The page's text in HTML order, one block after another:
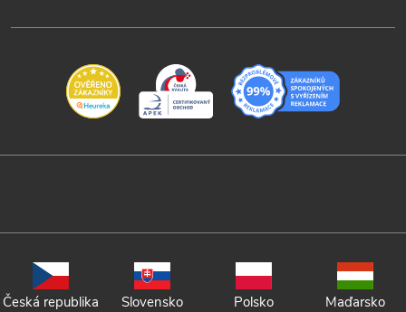
Česká republika Slovensko Polsko Maďarsko